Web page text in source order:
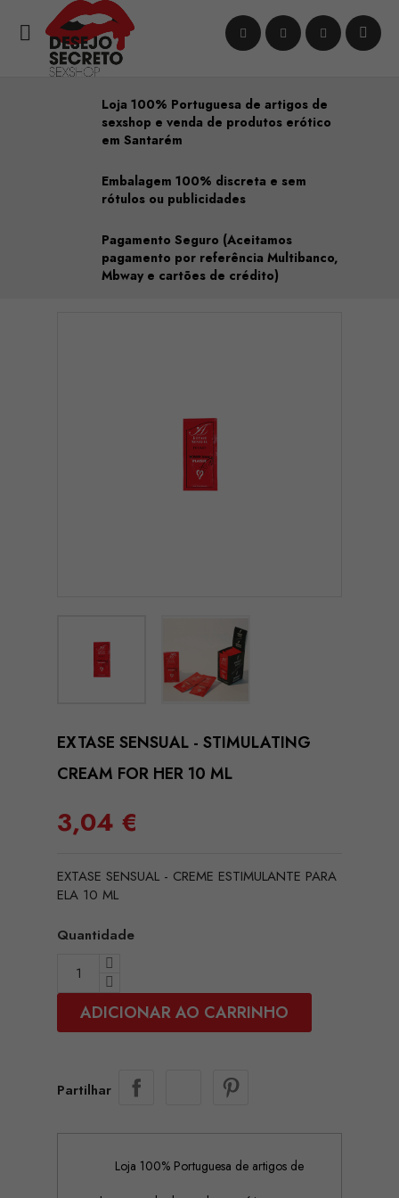

Loja 100% Portuguesa de artigos de
sexshop e venda de produtos erótico
em Santarém
Embalagem 100% discreta e sem
rótulos ou publicidades
Pagamento Seguro (Aceitamos
pagamento por referência Multibanco,
Mbway e cartões de crédito)
EXTASE SENSUAL - STIMULATING
CREAM FOR HER 10 ML
3,04 €
EXTASE SENSUAL - CREME ESTIMULANTE PARA
ELA 10 ML
Quantidade
ADICIONAR AO CARRINHO
Partilhar
Loja 100% Portuguesa de artigos de